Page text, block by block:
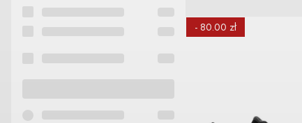
- 80.00 zł